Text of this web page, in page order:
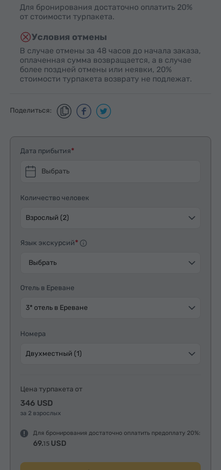
Для бронирования достаточно оплатить 20%
от стоимости турпакета.
Условия отмены
В случае отмены за 48 часов до начала заказа,
оплаченная сумма возвращается, а в случае
более поздней отмены или неявки, 20%
стоимости турпакета возврату не подлежат.
Поделиться:
Дата прибытия
Выбрать
Количество человек
Взрослый (2)
Язык экскурсий
Выбрать
Отель в Ереване
3* отель в Ереване
Номера
Двухместный (1)
Цена турпакета от
346 USD
за 2 взрослых
Для бронирования достаточно оплатить предоплату 20%:
69.15 USD